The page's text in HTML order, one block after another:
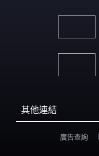
其他連結
廣告查詢